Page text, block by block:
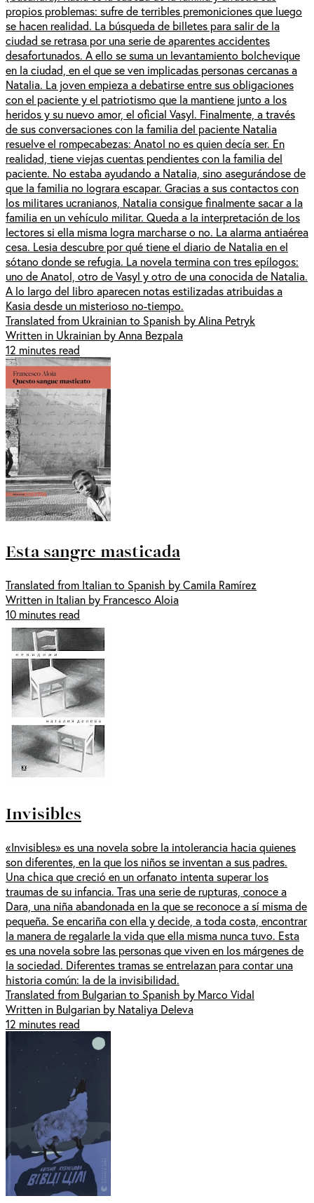
propios problemas: sufre de terribles premoniciones que luego
se hacen realidad. La búsqueda de billetes para salir de la
ciudad se retrasa por una serie de aparentes accidentes
desafortunados. A ello se suma un levantamiento bolchevique
en la ciudad, en el que se ven implicadas personas cercanas a
Natalia. La joven empieza a debatirse entre sus obligaciones
con el paciente y el patriotismo que la mantiene junto a los
heridos y su nuevo amor, el oficial Vasyl. Finalmente, a través
de sus conversaciones con la familia del paciente Natalia
resuelve el rompecabezas: Anatol no es quien decía ser. En
realidad, tiene viejas cuentas pendientes con la familia del
paciente. No estaba ayudando a Natalia, sino asegurándose de
que la familia no lograra escapar. Gracias a sus contactos con
los militares ucranianos, Natalia consigue finalmente sacar a la
familia en un vehículo militar. Queda a la interpretación de los
lectores si ella misma logra marcharse o no. La alarma antiaérea
cesa. Lesia descubre por qué tiene el diario de Natalia en el
sótano donde se refugia. La novela termina con tres epílogos:
uno de Anatol, otro de Vasyl y otro de una conocida de Natalia.
A lo largo del libro aparecen notas estilizadas atribuidas a
Kasia desde un misterioso no-tiempo.
Translated from Ukrainian to Spanish by Alina Petryk
Written in Ukrainian by Anna Bezpala
12 minutes read
Esta sangre masticada
Translated from Italian to Spanish by Camila Ramírez
Written in Italian by Francesco Aloia
10 minutes read
Invisibles
«Invisibles» es una novela sobre la intolerancia hacia quienes
son diferentes, en la que los niños se inventan a sus padres.
Una chica que creció en un orfanato intenta superar los
traumas de su infancia. Tras una serie de rupturas, conoce a
Dara, una niña abandonada en la que se reconoce a sí misma de
pequeña. Se encariña con ella y decide, a toda costa, encontrar
la manera de regalarle la vida que ella misma nunca tuvo. Esta
es una novela sobre las personas que viven en los márgenes de
la sociedad. Diferentes tramas se entrelazan para contar una
historia común: la de la invisibilidad.
Translated from Bulgarian to Spanish by Marco Vidal
Written in Bulgarian by Nataliya Deleva
12 minutes read